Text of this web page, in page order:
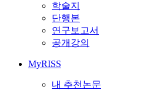
학술지
단행본
연구보고서
공개강의
MyRISS
내 추천논문